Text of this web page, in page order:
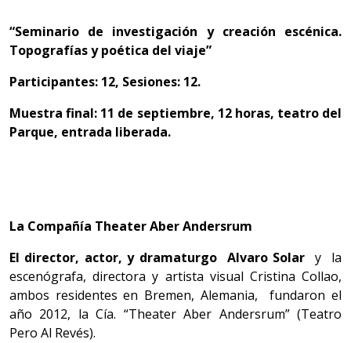
“Seminario de investigación y creación escénica.
Topografías y poética del viaje”
Participantes: 12, Sesiones: 12.
Muestra final: 11 de septiembre, 12 horas, teatro del
Parque, entrada liberada.
La Compañía Theater Aber Andersrum
El director, actor, y dramaturgo Alvaro Solar y la
escenógrafa, directora y artista visual Cristina Collao,
ambos residentes en Bremen, Alemania, fundaron el
año 2012, la Cía. “Theater Aber Andersrum” (Teatro
Pero Al Revés).